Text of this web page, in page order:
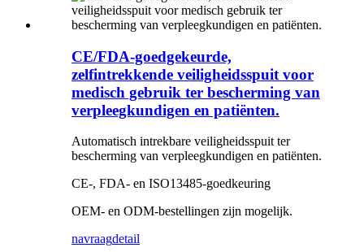
CE/FDA-goedgekeurde,
zelfintrekkende veiligheidsspuit voor
medisch gebruik ter bescherming van
verpleegkundigen en patiënten.
Automatisch intrekbare veiligheidsspuit ter
bescherming van verpleegkundigen en patiënten.
CE-, FDA- en ISO13485-goedkeuring
OEM- en ODM-bestellingen zijn mogelijk.
navraagdetail